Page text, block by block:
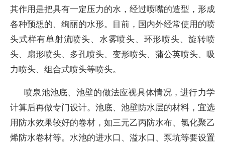
其作用是把具有一定压力的水，经过喷嘴的造型，形成
各种预想的、绚丽的水形。目前，国内外经常使用的喷
头式样有单射流喷头、水雾喷头、环形喷头、旋转喷
头、扇形喷头、多孔喷头、变形喷头、蒲公英喷头、吸
力喷头、组合式喷头等喷头。
喷泉池池底、池壁的做法应视具体情况，进行力学
计算后再做专门设计。池底、池壁防水层的材料，宜选
用防水效果较好的卷材，如三元乙丙防水布、氯化聚乙
烯防水卷材等。水池的进水口、溢水口、泵坑等要设置